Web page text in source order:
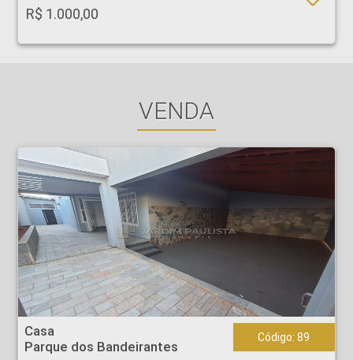
R$ 1.000,00
VENDA
Casa - Parque dos Bandeirantes - Ribeirão Preto
Casa
Parque dos Bandeirantes
Código: 89